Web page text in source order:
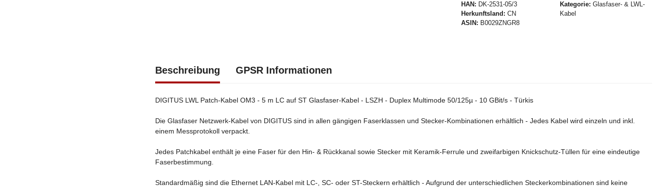
HAN
DK-2531-05/3
Herkunftsland
CN
ASIN
B0029ZNGR8
Kategorie Glasfaser- & LWL-
Kabel
Beschreibung GPSR Informationen
DIGITUS LWL Patch-Kabel OM3 - 5 m LC auf ST Glasfaser-Kabel - LSZH - Duplex Multimode 50/125µ - 10 GBit/s - Türkis
Die Glasfaser Netzwerk-Kabel von DIGITUS sind in allen gängigen Faserklassen und Stecker-Kombinationen erhältlich - Jedes Kabel wird einzeln und inkl.
einem Messprotokoll verpackt.
Jedes Patchkabel enthält je eine Faser für den Hin- & Rückkanal sowie Stecker mit Keramik-Ferrule und zweifarbigen Knickschutz-Tüllen für eine eindeutige
Faserbestimmung.
Standardmäßig sind die Ethernet LAN-Kabel mit LC-, SC- oder ST-Steckern erhältlich - Aufgrund der unterschiedlichen Steckerkombinationen sind keine